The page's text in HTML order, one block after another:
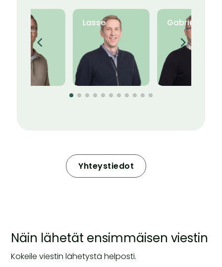
Lasse Gabriel
Yhteystiedot
Näin lähetät ensimmäisen viestin
Kokeile viestin lähetystä helposti.